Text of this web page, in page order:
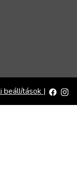
beállítások|